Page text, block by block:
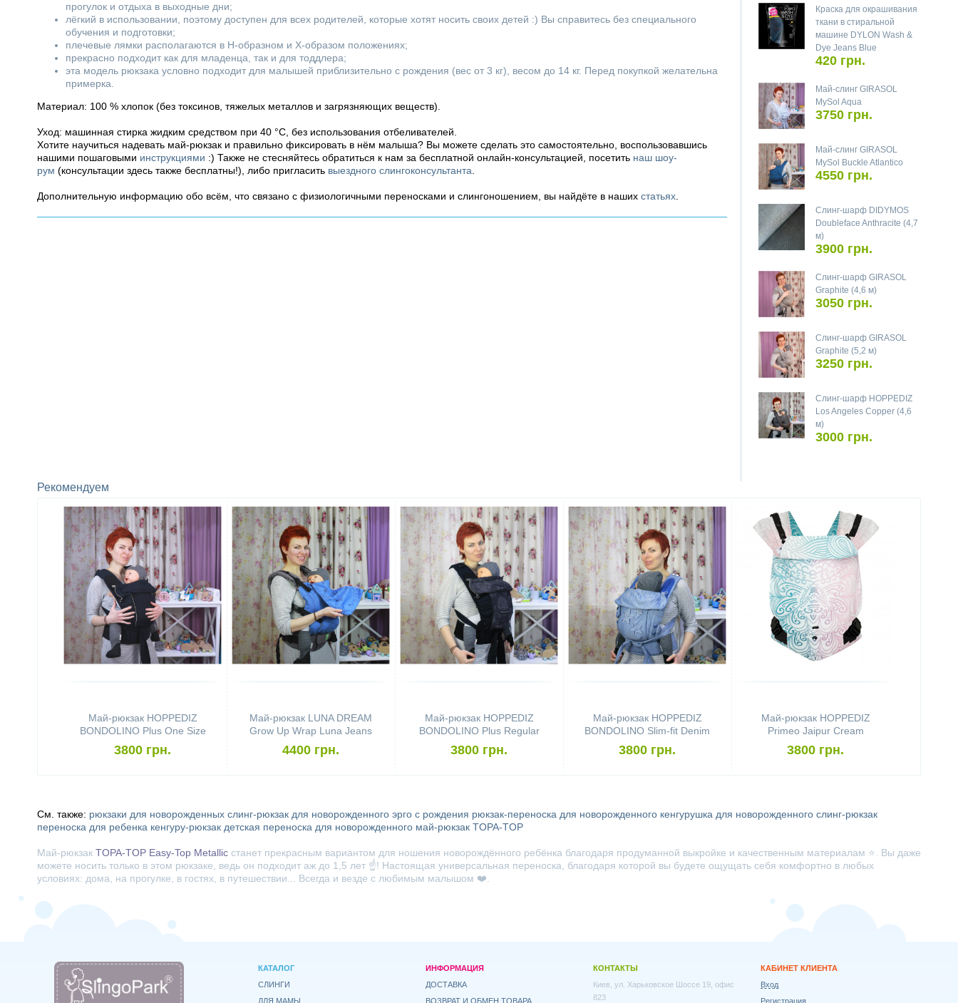
прогулок и отдыха в выходные дни;
лёгкий в использовании, поэтому доступен для всех родителей, которые хотят носить своих детей :) Вы справитесь без специального
обучения и подготовки;
плечевые лямки располагаются в Н-образном и Х-образом положениях;
прекрасно подходит как для младенца, так и для тоддлера;
эта модель рюкзака условно подходит для малышей приблизительно с рождения (вес от 3 кг), весом до 14 кг. Перед покупкой желательна
примерка.
Материал: 100 % хлопок (без токсинов, тяжелых металлов и загрязняющих веществ).
Уход: машинная стирка жидким средством при 40 °С, без использования отбеливателей.
Хотите научиться надевать май-рюкзак и правильно фиксировать в нём малыша? Вы можете сделать это самостоятельно, воспользовавшись
нашими пошаговыми инструкциями :) Также не стесняйтесь обратиться к нам за бесплатной онлайн-консультацией, посетить наш шоу-
рум (консультации здесь также бесплатны!), либо пригласить выездного слингоконсультанта
Дополнительную информацию обо всём, что связано с физиологичными переносками и слингоношением, вы найдёте в наших статьях
Краска для окрашивания
ткани в стиральной
машине DYLON Wash &
Dye Jeans Blue
420 грн.
Май-слинг GIRASOL
MySol Aqua
3750 грн.
Май-слинг GIRASOL
MySol Buckle Atlantico
4550 грн.
Слинг-шарф DIDYMOS
Doubleface Anthracite (4,7
м)
3900 грн.
Слинг-шарф GIRASOL
Graphite (4,6 м)
3050 грн.
Слинг-шарф GIRASOL
Graphite (5,2 м)
3250 грн.
Слинг-шарф HOPPEDIZ
Los Angeles Copper (4,6
м)
3000 грн.
Рекомендуем
Май-рюкзак HOPPEDIZ
BONDOLINO Plus One Size
Black-Sand
3800 грн.
Май-рюкзак LUNA DREAM
Grow Up Wrap Luna Jeans
4400 грн.
Май-рюкзак HOPPEDIZ
BONDOLINO Plus Regular
Chicago
3800 грн.
Май-рюкзак HOPPEDIZ
BONDOLINO Slim-fit Denim
Stars
3800 грн.
Май-рюкзак HOPPEDIZ
Primeo Jaipur Cream
3800 грн.
См. также: рюкзаки для новорожденных слинг-рюкзак для новорожденного эрго с рождения рюкзак-переноска для новорожденного кенгурушка для новорожденного слинг-рюкзак
переноска для ребенка кенгуру-рюкзак детская переноска для новорожденного май-рюкзак TOPA-TOP
Май-рюкзак TOPA-TOP Easy-Top Metallic станет прекрасным вариантом для ношения новорождённого ребёнка благодаря продуманной выкройке и качественным материалам ⭐. Вы даже
можете носить только в этом рюкзаке, ведь он подходит аж до 1,5 лет ☝️! Настоящая универсальная переноска, благодаря которой вы будете ощущать себя комфортно в любых
условиях: дома, на прогулке, в гостях, в путешествии... Всегда и везде с любимым малышом ❤️.
КАТАЛОГ
СЛИНГИ
ДЛЯ МАМЫ
ИНФОРМАЦИЯ
ДОСТАВКА
ВОЗВРАТ И ОБМЕН ТОВАРА
КОНТАКТЫ
Киев, ул. Харьковское Шоссе 19, офис
823
КАБИНЕТ КЛИЕНТА
Вход
Регистрация